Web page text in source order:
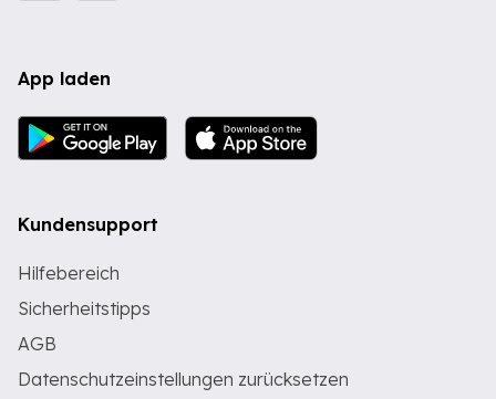
App laden
Kundensupport
Hilfebereich
Sicherheitstipps
AGB
Datenschutzeinstellungen zurücksetzen